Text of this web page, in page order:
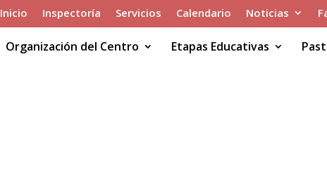
Inicio Inspectoría Servicios Calendario Noticias
Organización del Centro Etapas Educativas